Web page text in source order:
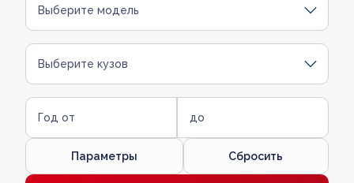
Выберите модель
Выберите кузов
Год от до
Параметры Сбросить